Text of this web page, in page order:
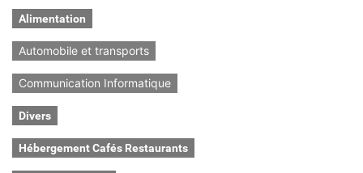
Alimentation
Automobile et transports
Communication Informatique
Divers
Hébergement Cafés Restaurants